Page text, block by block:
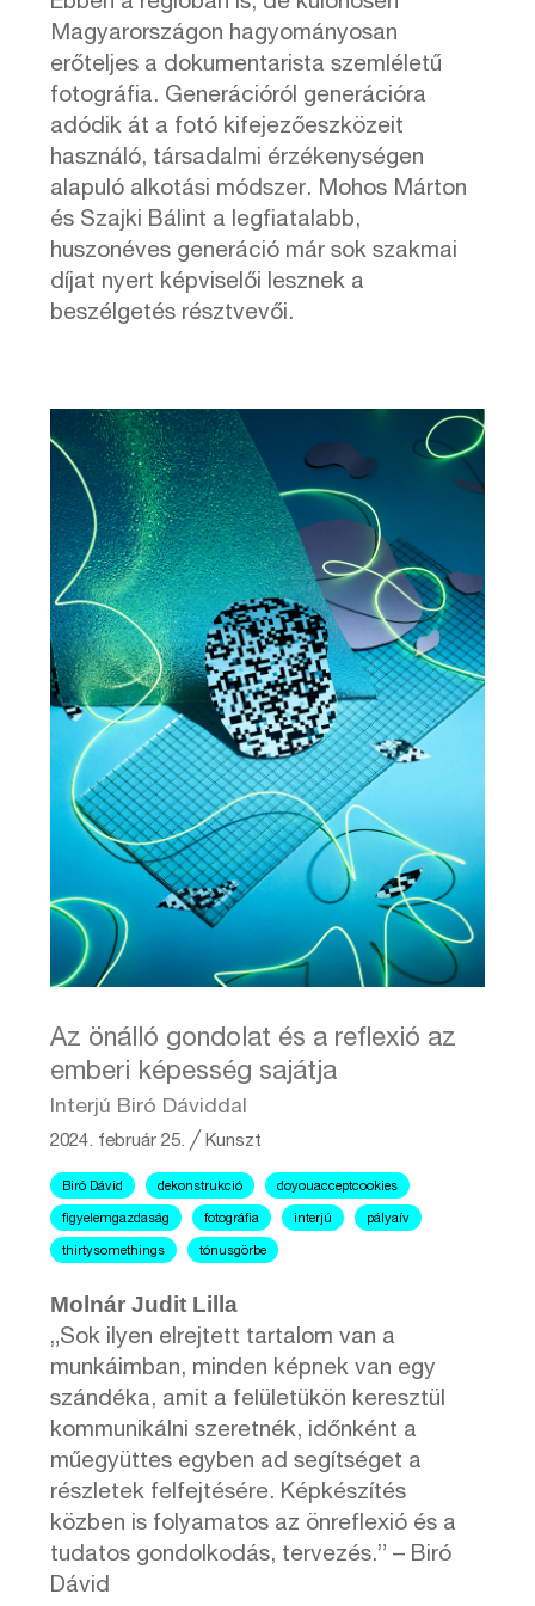
Magyarországon hagyományosan
erőteljes a dokumentarista szemléletű
fotográfia. Generációról generációra
adódik át a fotó kifejezőeszközeit
használó, társadalmi érzékenységen
alapuló alkotási módszer. Mohos Márton
és Szajki Bálint a legfiatalabb,
huszonéves generáció már sok szakmai
díjat nyert képviselői lesznek a
beszélgetés résztvevői.
Az önálló gondolat és a reflexió az
emberi képesség sajátja
Interjú Biró Dáviddal
2024. február 25. ╱Kunszt
Biró Dávid dekonstrukció doyouacceptcookies
figyelemgazdaság fotográfia interjú pályaív
thirtysomethings tónusgörbe
Molnár Judit Lilla
„Sok ilyen elrejtett tartalom van a
munkáimban, minden képnek van egy
szándéka, amit a felületükön keresztül
kommunikálni szeretnék, időnként a
műegyüttes egyben ad segítséget a
részletek felfejtésére. Képkészítés
közben is folyamatos az önreflexió és a
tudatos gondolkodás, tervezés.” – Biró
Dávid